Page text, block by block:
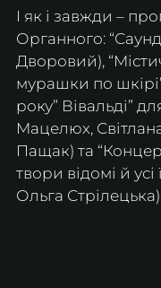
І як і завжди –
Органного:
Дворовий),
мурашки по
року” Вівальді”
Мацелюх,
Пащак) та
твори відомі й
Ольга